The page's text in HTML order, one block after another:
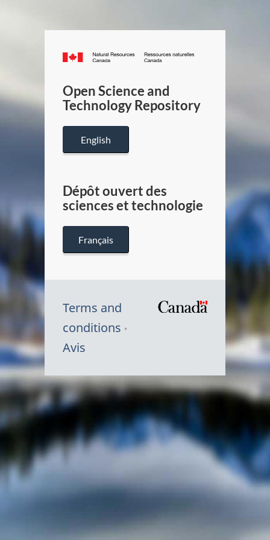
Canada.ca
/
Canada
Open Science and
Technology Repository
English
Dépôt ouvert des
sciences et technologie
Français
Terms and
conditions
Avis
Symbole
du
Canada